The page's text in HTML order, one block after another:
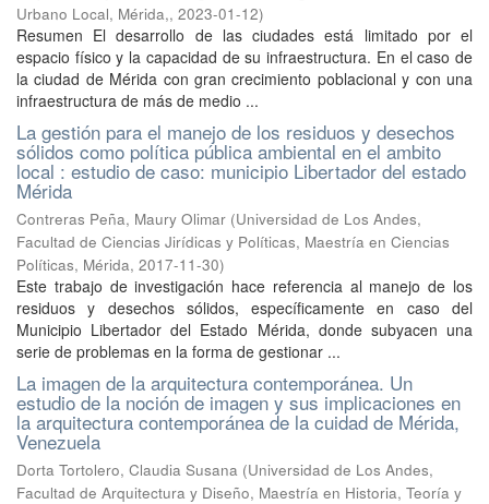
Urbano Local, Mérida,, 2023-01-12)
Resumen El desarrollo de las ciudades está limitado por el
espacio físico y la capacidad de su infraestructura. En el caso de
la ciudad de Mérida con gran crecimiento poblacional y con una
infraestructura de más de medio ...
La gestión para el manejo de los residuos y desechos
sólidos como política pública ambiental en el ambito
local : estudio de caso: municipio Libertador del estado
Mérida
Contreras Peña, Maury Olimar (Universidad de Los Andes,
Facultad de Ciencias Jirídicas y Políticas, Maestría en Ciencias
Políticas, Mérida, 2017-11-30)
Este trabajo de investigación hace referencia al manejo de los
residuos y desechos sólidos, específicamente en caso del
Municipio Libertador del Estado Mérida, donde subyacen una
serie de problemas en la forma de gestionar ...
La imagen de la arquitectura contemporánea. Un
estudio de la noción de imagen y sus implicaciones en
la arquitectura contemporánea de la cuidad de Mérida,
Venezuela
Dorta Tortolero, Claudia Susana (Universidad de Los Andes,
Facultad de Arquitectura y Diseño, Maestría en Historia, Teoría y